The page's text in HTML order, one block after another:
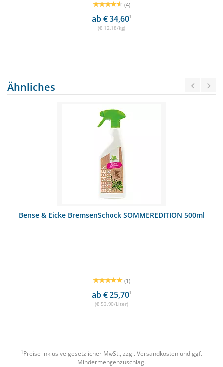
(4)
ab € 34,601
(€ 12,18/kg)
Ähnliches
Bense & Eicke BremsenSchock SOMMEREDITION 500ml
(1)
ab € 25,701
(€ 53,90/Liter)
1 Preise inklusive gesetzlicher MwSt., zzgl. Versandkosten und ggf.
Mindermengenzuschlag.